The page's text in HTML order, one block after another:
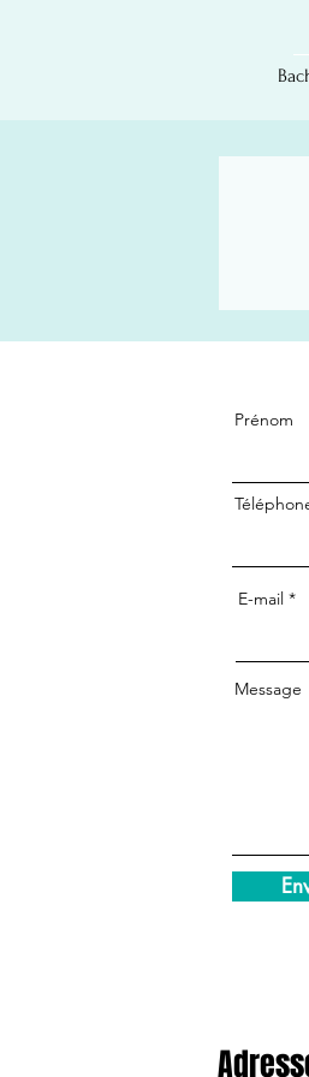
Prénom
E-mail
Message